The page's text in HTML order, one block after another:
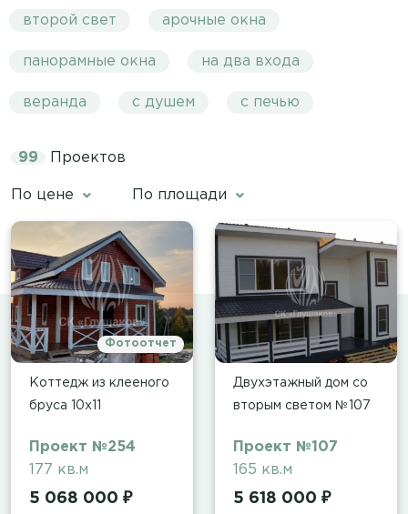
второй свет арочные окна
панорамные окна на два входа
веранда с душем с печью
99 Проектов
По цене По площади
Фотоотчет
Коттедж из клееного
бруса 10х11
Проект №254
177 кв.м
5 068 000 ₽
Двухэтажный дом со
вторым светом №107
Проект №107
165 кв.м
5 618 000 ₽